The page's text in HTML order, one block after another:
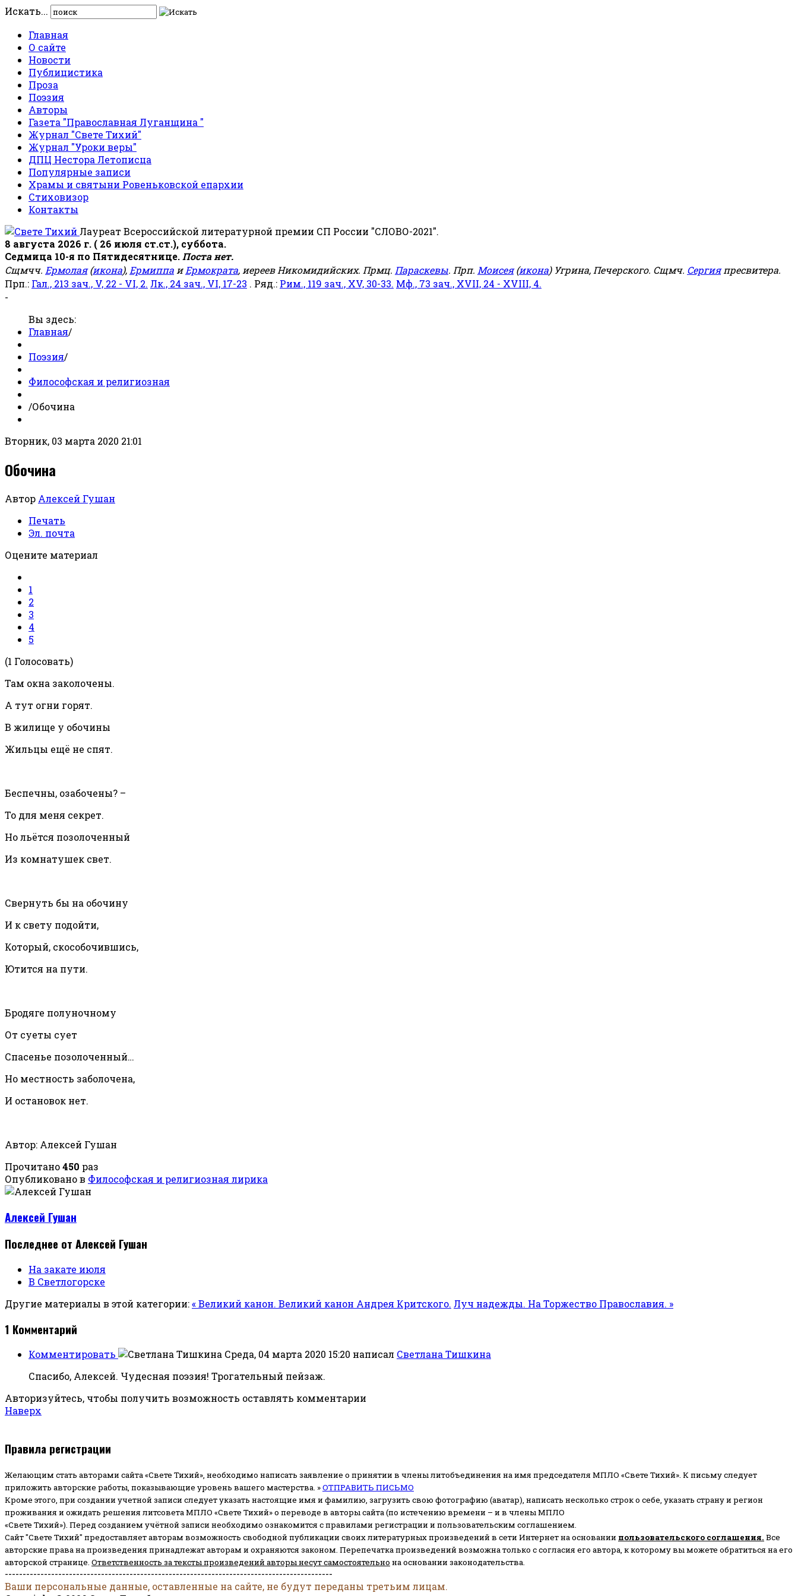
Искать...
Главная
О сайте
Новости
Публицистика
Проза
Поэзия
Авторы
Газета "Православная Луганщина "
Журнал "Свете Тихий"
Журнал "Уроки веры"
ДПЦ Нестора Летописца
Популярные записи
Храмы и святыни Ровеньковской епархии
Стиховизор
Контакты
Лауреат Всероссийской литературной премии СП России "СЛОВО-2021".
8 августа 2026 г. ( 26 июля ст.ст.), суббота.
Седмица 10-я по Пятидесятнице. Поста нет.
Сщмчч. Ермолая(икона), Ермиппа иЕрмократа, иереев Никомидийских. Прмц. Параскевы. Прп. Моисея(икона) Угрина, Печерского. Сщмч. Сергияпресвитера.
Прп.: Гал., 213 зач., V, 22 - VI, 2. Лк., 24 зач., VI, 17-23 . Ряд.: Рим., 119 зач., XV, 30-33. Мф., 73 зач., XVII, 24 - XVIII, 4.
-
Вы здесь:
Главная/
Поэзия/
Философская и религиозная
/Обочина
Вторник, 03 марта 2020 21:01
Обочина
Автор Алексей Гушан
Печать
Эл. почта
Оцените материал
1
2
3
4
5
(1 Голосовать)
Там окна заколочены.
А тут огни горят.
В жилище у обочины
Жильцы ещё не спят.
Беспечны, озабочены? –
То для меня секрет.
Но льётся позолоченный
Из комнатушек свет.
Свернуть бы на обочину
И к свету подойти,
Который, скособочившись,
Ютится на пути.
Бродяге полуночному
От суеты сует
Спасенье позолоченный…
Но местность заболочена,
И остановок нет.
Автор: Алексей Гушан
Прочитано450 раз
Опубликовано в Философская и религиозная лирика
Алексей Гушан
Последнее от Алексей Гушан
На закате июля
В Светлогорске
Другие материалы в этой категории:« Великий канон. Великий канон Андрея Критского. Луч надежды. На Торжество Православия. »
1 Комментарий
Комментировать Среда, 04 марта 2020 15:20 написал Светлана Тишкина
Спасибо, Алексей. Чудесная поэзия! Трогательный пейзаж.
Авторизуйтесь, чтобы получить возможность оставлять комментарии
Наверх
Правила регистрации
Желающим стать авторами сайта «Свете Тихий», необходимо написать заявление о принятии в члены литобъединения на имя председателя МПЛО «Свете Тихий». К письму следует
приложить авторские работы, показывающие уровень вашего мастерства. »ОТПРАВИТЬ ПИСЬМО
Кроме этого, при создании учетной записи следует указать настоящие имя и фамилию, загрузить свою фотографию (аватар), написать несколько строк о себе, указать страну и регион
проживания и ожидать решения литсовета МПЛО «Свете Тихий» о переводе в авторы сайта (по истечению времени – и в члены МПЛО
«Свете Тихий»). Перед созданием учётной записи необходимо ознакомится с правилами регистрации и пользовательским соглашением.
Сайт "Свете Тихий" предоставляет авторам возможность свободной публикации своих литературных произведений в сети Интернет на основании пользовательского соглашения. Все
авторские права на произведения принадлежат авторам и охраняются законом. Перепечатка произведений возможна только с согласия его автора, к которому вы можете обратиться на его
авторской странице. Ответственность за тексты произведений авторы несут самостоятельно на основании законодательства.
--------------------------------------------------------------------------------------------
Ваши персональные данные, оставленные на сайте, не будут переданы третьим лицам.